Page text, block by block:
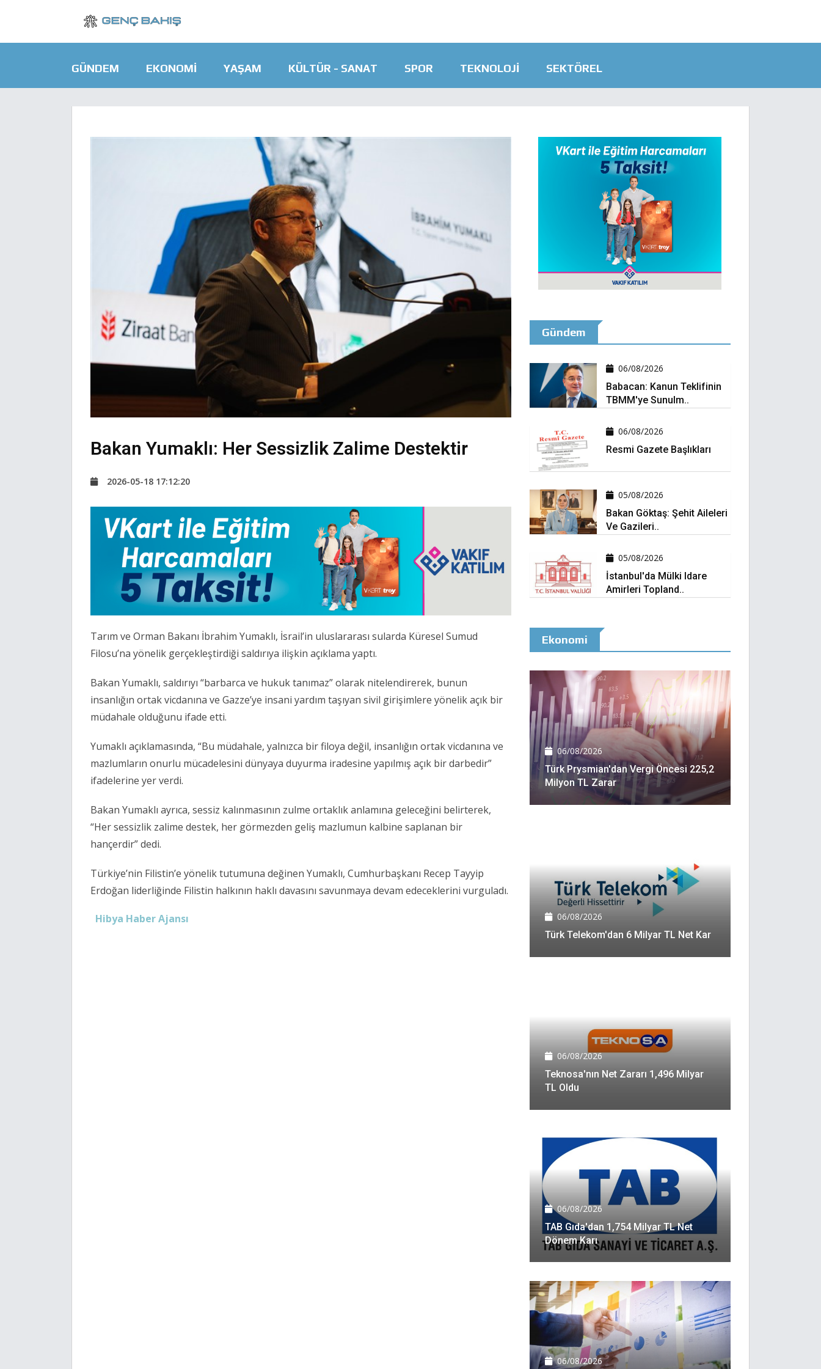
GÜNDEM EKONOMI YAŞAM KÜLTÜR - SANAT SPOR TEKNOLOJI SEKTÖREL
Bakan Yumaklı: Her Sessizlik Zalime Destektir
2026-05-18 17:12:20
Tarım ve Orman Bakanı İbrahim Yumaklı, İsrail’in uluslararası sularda Küresel Sumud
Filosu’na yönelik gerçekleştirdiği saldırıya ilişkin açıklama yaptı.
Bakan Yumaklı, saldırıyı “barbarca ve hukuk tanımaz” olarak nitelendirerek, bunun
insanlığın ortak vicdanına ve Gazze’ye insani yardım taşıyan sivil girişimlere yönelik açık bir
müdahale olduğunu ifade etti.
Yumaklı açıklamasında, “Bu müdahale, yalnızca bir filoya değil, insanlığın ortak vicdanına ve
mazlumların onurlu mücadelesini dünyaya duyurma iradesine yapılmış açık bir darbedir”
ifadelerine yer verdi.
Bakan Yumaklı ayrıca, sessiz kalınmasının zulme ortaklık anlamına geleceğini belirterek,
“Her sessizlik zalime destek, her görmezden geliş mazlumun kalbine saplanan bir
hançerdir” dedi.
Türkiye’nin Filistin’e yönelik tutumuna değinen Yumaklı, Cumhurbaşkanı Recep Tayyip
Erdoğan liderliğinde Filistin halkının haklı davasını savunmaya devam edeceklerini vurguladı.
Hibya Haber Ajansı
Gündem
06/08/2026
Babacan: Kanun Teklifinin
TBMM'ye Sunulm..
06/08/2026
Resmi Gazete Başlıkları
05/08/2026
Bakan Göktaş: Şehit Aileleri
Ve Gazileri..
05/08/2026
İstanbul'da Mülki Idare
Amirleri Topland..
Ekonomi
06/08/2026
Türk Prysmian'dan Vergi Öncesi 225,2
Milyon TL Zarar
06/08/2026
Türk Telekom'dan 6 Milyar TL Net Kar
06/08/2026
Teknosa'nın Net Zararı 1,496 Milyar
TL Oldu
06/08/2026
TAB Gıda'dan 1,754 Milyar TL Net
Dönem Karı
06/08/2026